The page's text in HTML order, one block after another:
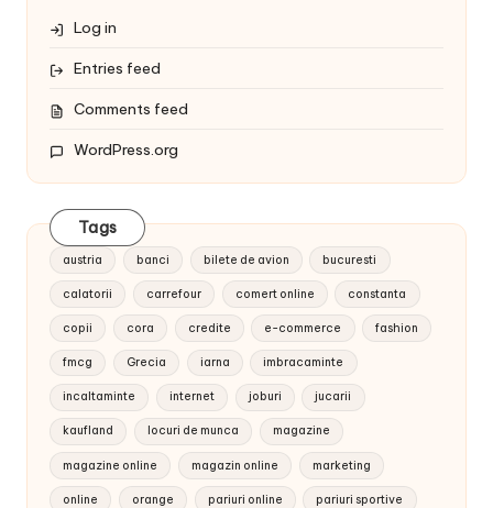
Log in
Entries feed
Comments feed
WordPress.org
Tags
austria banci bilete de avion bucuresti
calatorii carrefour comert online constanta
copii cora credite e-commerce fashion
fmcg Grecia iarna imbracaminte
incaltaminte internet joburi jucarii
kaufland locuri de munca magazine
magazine online magazin online marketing
online orange pariuri online pariuri sportive